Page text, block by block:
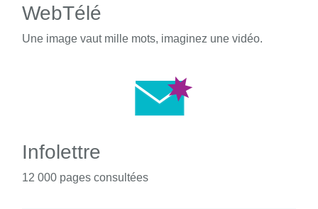
WebTélé
Une image vaut mille mots, imaginez une vidéo.
Infolettre
12 000 pages consultées